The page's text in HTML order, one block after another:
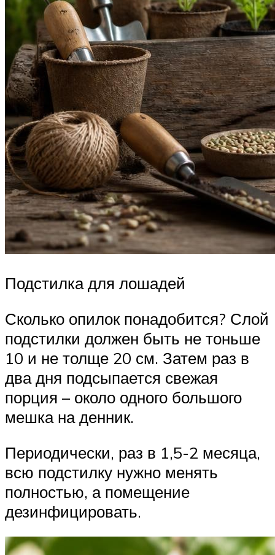
Подстилка для лошадей
Сколько опилок понадобится? Слой
подстилки должен быть не тоньше
10 и не толще 20 см. Затем раз в
два дня подсыпается свежая
порция – около одного большого
мешка на денник.
Периодически, раз в 1,5-2 месяца,
всю подстилку нужно менять
полностью, а помещение
дезинфицировать.